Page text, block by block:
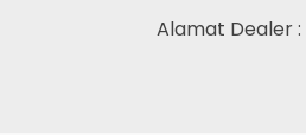
Alamat Dealer :